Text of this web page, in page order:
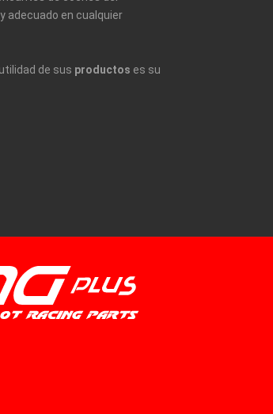
adecuado en cualquier
de sus productos es su